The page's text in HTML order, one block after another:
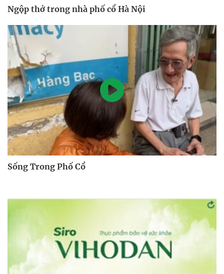
Ngộp thở trong nhà phố cổ Hà Nội
Sống Trong Phố Cổ